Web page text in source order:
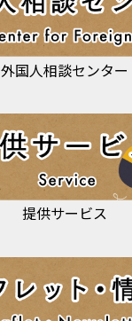
外国人相談センター
提供サービス